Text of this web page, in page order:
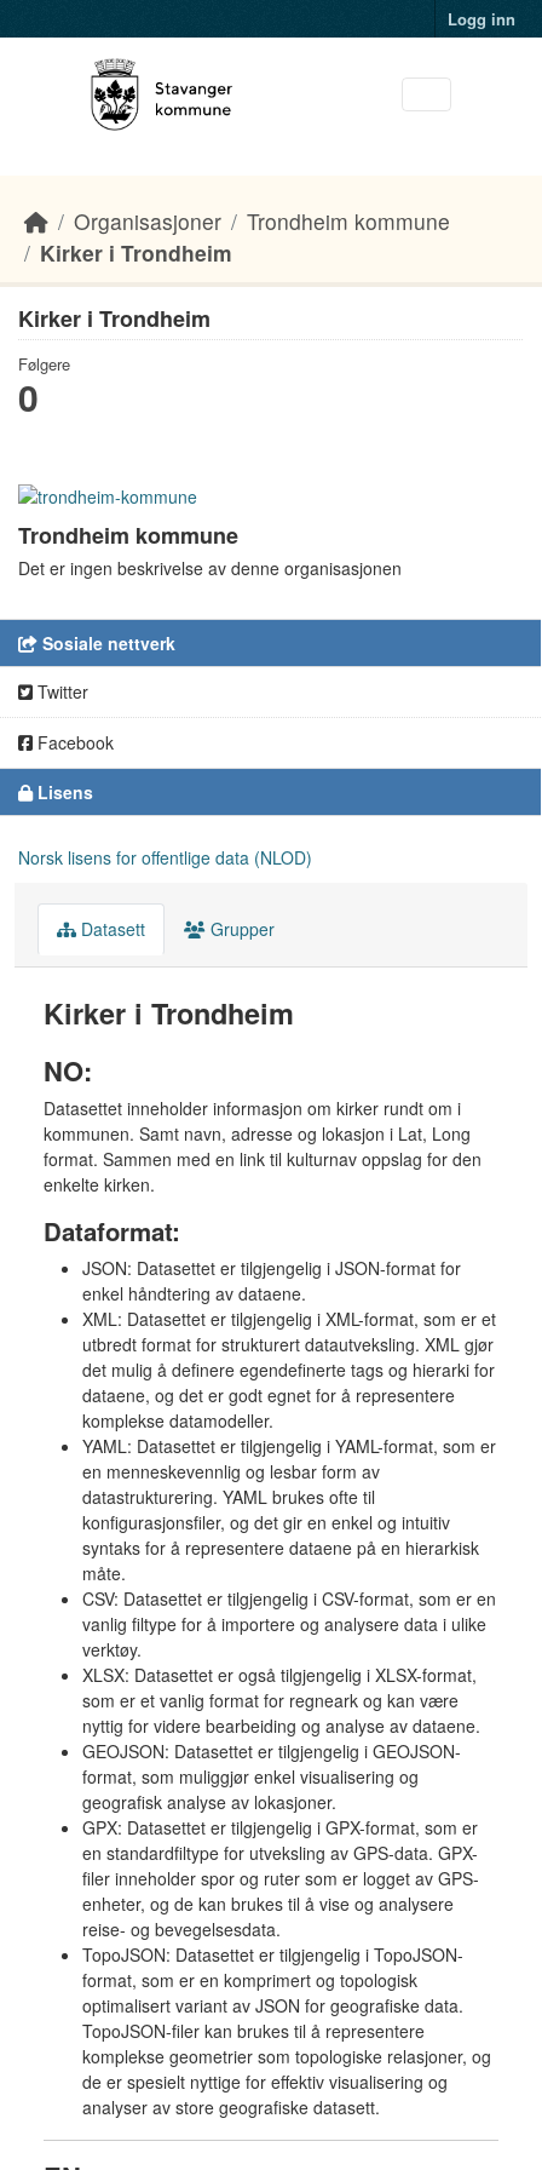
Logg inn
Organisasjoner
Trondheim kommune
Kirker i Trondheim
Kirker i Trondheim
Følgere
0
Trondheim kommune
Det er ingen beskrivelse av denne organisasjonen
Sosiale nettverk
Twitter
Facebook
Lisens
Norsk lisens for offentlige data (NLOD)
Datasett Grupper
Kirker i Trondheim
NO:
Datasettet inneholder informasjon om kirker rundt om i
kommunen. Samt navn, adresse og lokasjon i Lat, Long
format. Sammen med en link til kulturnav oppslag for den
enkelte kirken.
Dataformat:
JSON: Datasettet er tilgjengelig i JSON-format for
enkel håndtering av dataene.
XML: Datasettet er tilgjengelig i XML-format, som er et
utbredt format for strukturert datautveksling. XML gjør
det mulig å definere egendefinerte tags og hierarki for
dataene, og det er godt egnet for å representere
komplekse datamodeller.
YAML: Datasettet er tilgjengelig i YAML-format, som er
en menneskevennlig og lesbar form av
datastrukturering. YAML brukes ofte til
konfigurasjonsfiler, og det gir en enkel og intuitiv
syntaks for å representere dataene på en hierarkisk
måte.
CSV: Datasettet er tilgjengelig i CSV-format, som er en
vanlig filtype for å importere og analysere data i ulike
verktøy.
XLSX: Datasettet er også tilgjengelig i XLSX-format,
som er et vanlig format for regneark og kan være
nyttig for videre bearbeiding og analyse av dataene.
GEOJSON: Datasettet er tilgjengelig i GEOJSON-
format, som muliggjør enkel visualisering og
geografisk analyse av lokasjoner.
GPX: Datasettet er tilgjengelig i GPX-format, som er
en standardfiltype for utveksling av GPS-data. GPX-
filer inneholder spor og ruter som er logget av GPS-
enheter, og de kan brukes til å vise og analysere
reise- og bevegelsesdata.
TopoJSON: Datasettet er tilgjengelig i TopoJSON-
format, som er en komprimert og topologisk
optimalisert variant av JSON for geografiske data.
TopoJSON-filer kan brukes til å representere
komplekse geometrier som topologiske relasjoner, og
de er spesielt nyttige for effektiv visualisering og
analyser av store geografiske datasett.